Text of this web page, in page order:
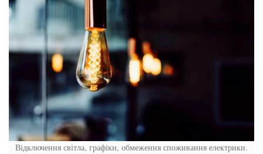
Відключення світла, графіки, обмеження споживання електрики.